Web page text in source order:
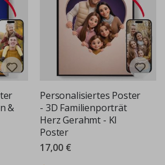
&
Personalisiertes Poster
- 3D Familienporträt
Herz Gerahmt - KI
Poster
17,00 €